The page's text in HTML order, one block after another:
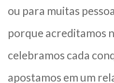
ou para muitas
porque acreditamos
celebramos cada
apostamos em um